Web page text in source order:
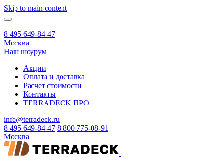
Skip to main content
8 495 649-84-47
Москва
Наш шоурум
Акции
Оплата и доставка
Расчет стоимости
Контакты
TERRADECK ПРО
info@terradeck.ru
8 495 649-84-47 8 800 775-08-91
Москва